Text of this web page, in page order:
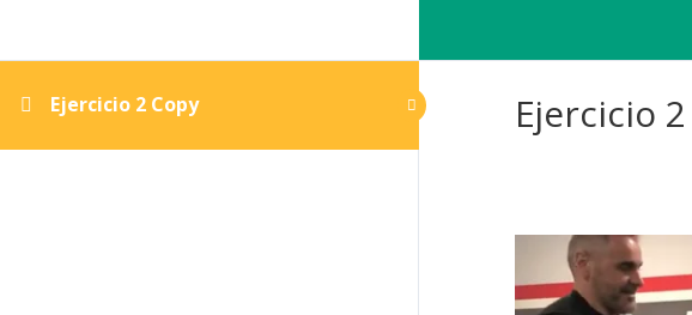
Ejercicio 2 Copy Ejercicio